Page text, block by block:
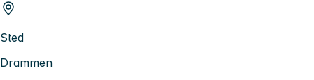
Sted
Drammen